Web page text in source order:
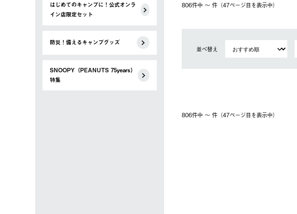
はじめてのキャンプに！公式オンラ
イン店限定セット
防災！備えるキャンプグッズ
SNOOPY（PEANUTS 75years）
特集
806件中 〜 件（47ページ⽬を表⽰中）
並べ替え
806件中 〜 件（47ページ⽬を表⽰中）